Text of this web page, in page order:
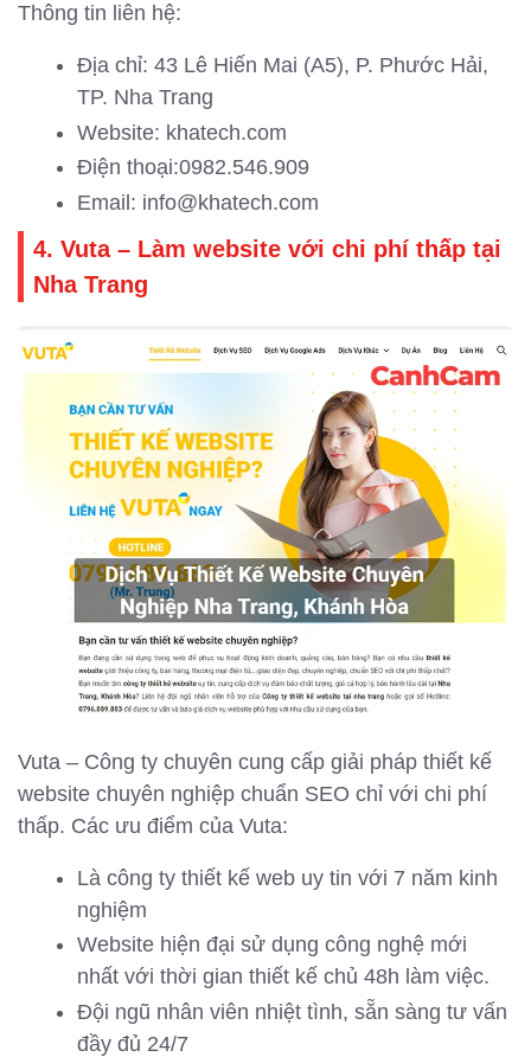
Thông tin liên hệ:
Địa chỉ: 43 Lê Hiến Mai (A5), P. Phước Hải,
TP. Nha Trang
Website: khatech.com
Điện thoại:0982.546.909
Email: info@khatech.com
4. Vuta – Làm website với chi phí thấp tại
Nha Trang
Vuta – Công ty chuyên cung cấp giải pháp thiết kế
website chuyên nghiệp chuẩn SEO chỉ với chi phí
thấp. Các ưu điểm của Vuta:
Là công ty thiết kế web uy tin với 7 năm kinh
nghiệm
Website hiện đại sử dụng công nghệ mới
nhất với thời gian thiết kế chủ 48h làm việc.
Đội ngũ nhân viên nhiệt tình, sẵn sàng tư vấn
đầy đủ 24/7